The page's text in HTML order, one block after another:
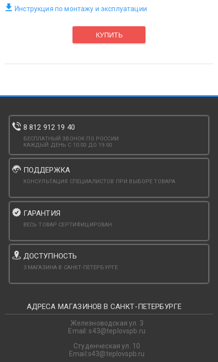
Инструкция по монтажу и эксплуатации
КУПИТЬ
8 812 912 19 40
БЕСПЛАТНЫЙ ЗВОНОК ПО РОССИИ
КАЖДЫЙ ДЕНЬ С 10:00 ДО 19:00
ПОДДЕРЖКА
КОНСУЛЬТАЦИЯ СПЕЦИАЛИСТОВ ПРИ ВЫБОРЕ ТОВАРА
ГАРАНТИЯ
ВЕСЬ ТОВАР СЕРТИФИЦИРОВАН
ДОСТУПНОСТЬ
3 МАГАЗИНА В САНКТ-ПЕТЕРБУРГЕ
АДРЕСА МАГАЗИНОВ В САНКТ-ПЕТЕРБУРГЕ
Железноводская ул. 3
Email: s43@teplovspb.ru
Студенческая ул. 10
Email:s43@teplovspb.ru